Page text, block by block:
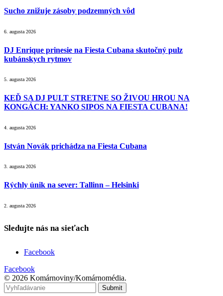
Sucho znižuje zásoby podzemných vôd
6. augusta 2026
DJ Enrique prinesie na Fiesta Cubana skutočný pulz
kubánskych rytmov
5. augusta 2026
KEĎ SA DJ PULT STRETNE SO ŽIVOU HROU NA
KONGÁCH: YANKO SIPOS NA FIESTA CUBANA!
4. augusta 2026
István Novák prichádza na Fiesta Cubana
3. augusta 2026
Rýchly únik na sever: Tallinn – Helsinki
2. augusta 2026
Sledujte nás na sieťach
Facebook
Facebook
© 2026 Komárnoviny/Komárnomédia.
Submit